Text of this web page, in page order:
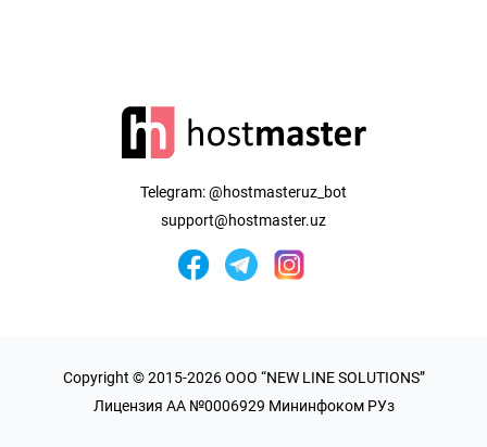
Telegram:@hostmasteruz_bot
support@hostmaster.uz
Copyright © 2015-2026 OOO “NEW LINE SOLUTIONS”
Лицензия AA №0006929 Мининфоком РУз